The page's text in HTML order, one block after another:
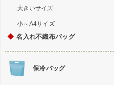
大きいサイズ
小～A4サイズ
◆ 名入れ不織布バッグ
保冷バッグ